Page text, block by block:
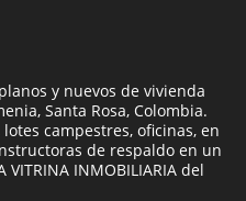
y nuevos de vivienda
Santa Rosa, Colombia.
campestres, oficinas, en
de respaldo en un
VITRINA INMOBILIARIA del